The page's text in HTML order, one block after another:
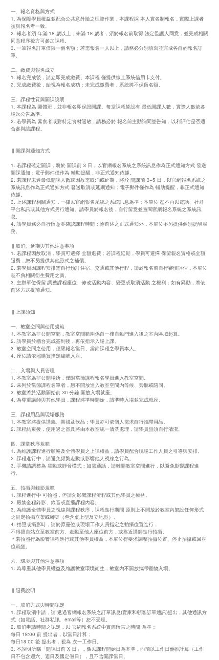
一、報名資格與方式
1. 為保障學員權益並配合公共意外險之理賠作業，本課程採 本人實名制報名，實際上課者
須與報名者一致。
2. 報名者須 年滿 18 歲以上；未滿 18 歲者，須於報名前取得 法定監護人同意，並完成相關
同意程序後方可參加課程。
3. 一筆報名訂單僅限一個名額；若需報名一人以上，請務必分別填寫並完成各自的報名訂
單。
二、繳費與報名成立
1. 報名完成後，請立即完成繳費。本課程 僅提供線上系統信用卡支付。
2. 完成繳費後，始視為報名成功；未完成繳費者，系統將不保留名額。
三、課程性質與開課說明
1. 本課程為 團體班，並非報名即保證開課。每堂課程皆設有 最低開課人數，實際人數依各
場次公告為準。
2. 若學員為 素食者或對特定食材過敏，請務必於 報名前主動詢問並告知，以利評估是否適
合參與該課程。
▎開課與通知方式
1. 若課程確定開課，將於 開課前 3 日，以官網報名系統之系統訊息作為正式通知方式 發送
開課通知；電子郵件僅作為 輔助提醒，非正式通知依據。
2. 若課程未達最低開課人數或因故需取消或延期，將於 開課前 3–5 日，以官網報名系統之
系統訊息作為正式通知方式 發送取消或延期通知；電子郵件僅作為 輔助提醒，非正式通知
依據。
3. 上述課程相關通知，一律以官網報名系統之系統訊息為準；本單位 恕不再以電話、社群
平台私訊或其他方式另行通知。請學員於報名後，自行留意並查閱官網報名系統之系統訊
息。
4. 請學員務必自行留意並確認課程時間；除前述之正式通知外，本單位不另提供個別提醒服
務。
▎取消、延期與其他注意事項
1. 若課程因故取消，學員可選擇 全額退費；若課程延期，學員可選擇 保留報名資格或全額
退費，恕不另提供其他形式之補償。
2. 若學員因課程安排需自行預訂住宿、交通或其他行程，請於報名前自行審慎評估，本單位
恕不負相關衍生費用之責。
3. 主辦單位保留 調整課程座位、修改活動內容、變更或取消活動 之權利；如有異動，將依
前述方式提前通知。
▎上課須知
一、教室空間與使用規範
1. 本教室為非公開空間，教室空間範圍係自一樓自動門進入後之室內區域起算。
2. 請學員於櫃台完成簽到後，再依指示入場上課。
3. 教室空間之使用，僅限報名當日、當節課程之學員本人。
4. 座位請依照購買指定編號入座。
二、入場與人員管理
1. 本教室為非公開場所，僅限當節課程報名學員進入教室空間。
2. 未列於當節課程名單者，恕不開放進入教室空間內等候、旁聽或陪同。
3. 教室將於活動開始前 30 分鐘 開放入場就座。
4. 為尊重講師與其他學員，課程將準時開始，請準時入場並完成就座。
三、課程用品與現場服務
1. 本教室將提供講義、圍裙及飲品；學員亦可依個人需求自行攜帶用品。
2. 課程結束後，使用過之器具將由本教室統一清洗處理，請學員無須自行清潔。
四、課堂秩序規範
1. 為維護課程進行順暢及全體學員之上課權益，請學員配合現場工作人員之引導與安排。
2. 課程進行中，請避免頻繁走動或影響他人視線之行為。
3. 手機請調整為 震動或靜音模式；如需通話，請離開教室空間進行，以避免影響課程進
行。
五、拍攝與錄影規範
1. 課程進行中 可拍照，但請勿影響課程流程或其他學員之權益。
2. 嚴禁全程錄影、錄音或直播課程內容。
3. 為維護全體學員之視線與課程秩序，課程進行期間 原則上不開放於教室內架設任何形式
之固定拍攝立架或腳架（包含桌上型及立地型）。
4. 拍照或攝影時，請於原座位或現場工作人員指定之拍攝位置進行，
不得擅自站立至教室前方、走動至他人座位前方，或靠近講師進行拍攝。
＊若拍照行為影響課程進行或其他學員權益，本單位得要求調整拍攝位置、停止拍攝或回座
位就坐。
六、環境與其他注意事項
1. 為尊重其他學員權益及維護教室環境衛生，教室內不開放攜帶寵物入場。
▎退費說明
一、取消方式與時間認定
1. 課程取消申請，請 透過官網報名系統之訂單訊息(賣家和顧客訂單通訊)提出，其他通訊方
式（如電話、社群私訊、email等）恕不受理。
2. 取消申請時間之認定，以 官網報名系統中實際留言之時間 為準；
每日 18:00 前 提出者，以當日計算；
每日18:00 後 提出者，視為 次一工作日。
3. 本說明所稱「開課日前 X 日」，係以課程開始日為基準，向前以工作日倒推計算（工作
日不包含週六、週日及國定假日），且不含開課當日。